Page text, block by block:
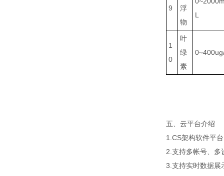
9
浮
物
L
1
0
叶
绿
素
五、云平台介绍
1.CS架构软件平
2.支持多帐号、多
3.支持实时数据展